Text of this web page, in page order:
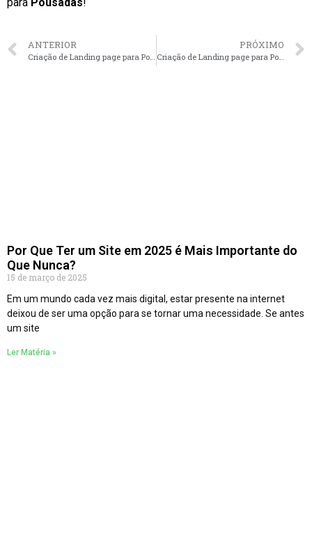
ANTERIOR
Criação de Landing page para Pousadas em Rio de Janeiro – RJ faça seu orçamento
PRÓXIMO
Criação de Landing page para Pousadas em Porto Alegre – RS faça seu orçamento
Por Que Ter um Site em 2025 é Mais Importante do
Que Nunca?
15 de março de 2025
Em um mundo cada vez mais digital, estar presente na internet
deixou de ser uma opção para se tornar uma necessidade. Se antes
um site
Ler Matéria »